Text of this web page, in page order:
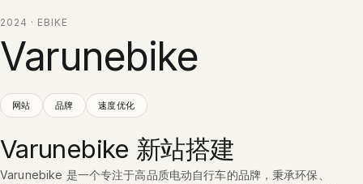
2024 · EBIKE
Varunebike
网站 品牌 速度优化
Varunebike 新站搭建
Varunebike 是一个专注于高品质电动自行车的品牌，秉承环保、